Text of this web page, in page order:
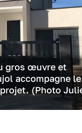
gros œuvre et
accompagne le
(Photo